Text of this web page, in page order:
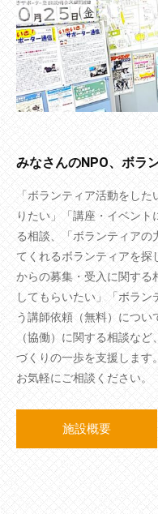
みなさんのNPO、ボラ
「ボランティア活動をし
りたい」「講座・イベン
る相談、「ボランティアの
てくれるボランティアを探
からの募集・受入に関する
してもらいたい」「ボラ
う講師依頼（無料）につい
（協働）に関する相談な
づくりの一歩を支援します。
お気軽にご相談ください。
施設概要